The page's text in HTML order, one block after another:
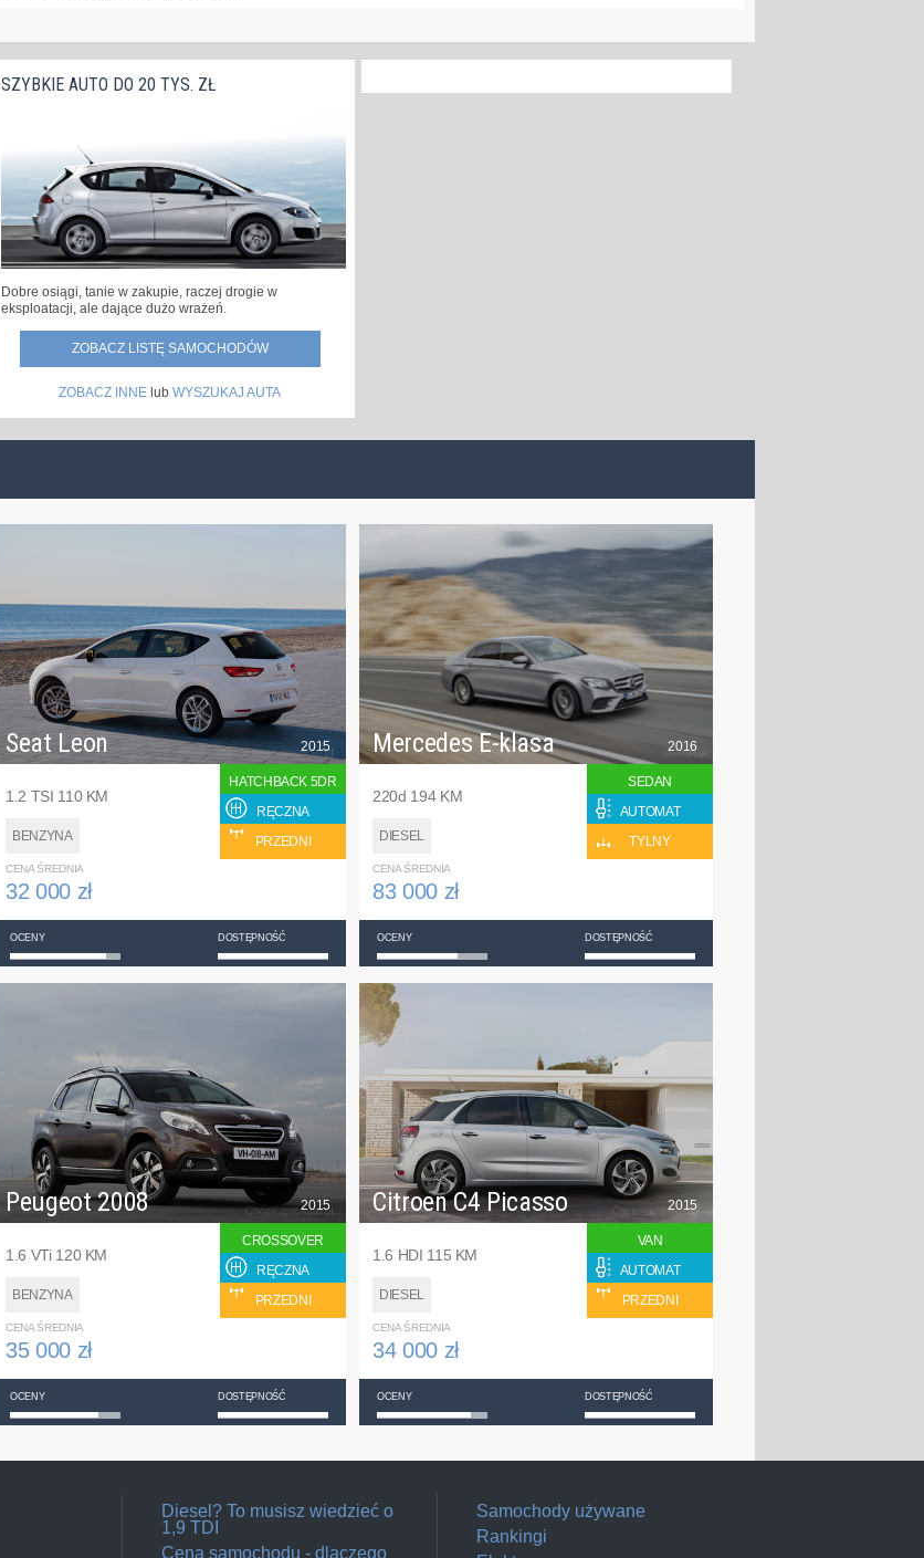
SZYBKIE AUTO DO 20 TYS. ZŁ
Dobre osiągi, tanie w zakupie, raczej drogie w
eksploatacji, ale dające dużo wrażeń.
ZOBACZ LISTĘ SAMOCHODÓW
ZOBACZ INNE lub WYSZUKAJ AUTA
Seat Leon
1.2 TSI 110 KM
BENZYNA
2015
HATCHBACK 5DR
RĘCZNA
PRZEDNI
CENA ŚREDNIA
32 000 zł
OCENY DOSTĘPNOŚĆ
Mercedes E-klasa
220d 194 KM
DIESEL
2016
SEDAN
AUTOMAT
TYLNY
CENA ŚREDNIA
83 000 zł
OCENY DOSTĘPNOŚĆ
Peugeot 2008
1.6 VTi 120 KM
BENZYNA
2015
CROSSOVER
RĘCZNA
PRZEDNI
CENA ŚREDNIA
35 000 zł
OCENY DOSTĘPNOŚĆ
Citroen C4 Picasso
1.6 HDI 115 KM
DIESEL
2015
VAN
AUTOMAT
PRZEDNI
CENA ŚREDNIA
34 000 zł
OCENY DOSTĘPNOŚĆ
Diesel? To musisz wiedzieć o
1,9 TDI
Cena samochodu - dlaczego
Samochody używane
Rankingi